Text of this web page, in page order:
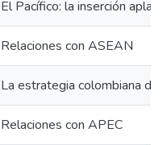
El Pacífico: la inserción
Relaciones con ASEAN
La estrategia colombiana de
Relaciones con APEC